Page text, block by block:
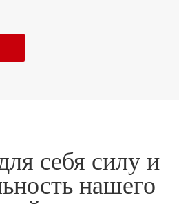
себя силу и
нашего